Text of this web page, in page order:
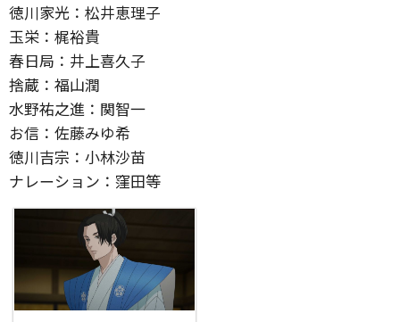
徳川家光：松井恵理子
玉栄：梶裕貴
春日局：井上喜久子
捨蔵：福山潤
水野祐之進：関智一
お信：佐藤みゆ希
徳川吉宗：小林沙苗
ナレーション：窪田等